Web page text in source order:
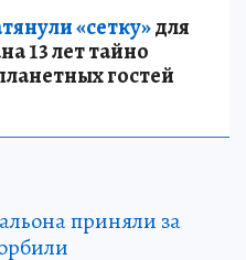
«сетку»для
13 лет тайно
гостей
приняли за